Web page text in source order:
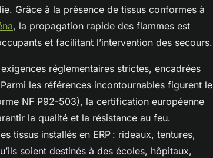
Grâce à la présence de tissus conformes à
, la propagation rapide des flammes est
et facilitant l’intervention des secours.
réglementaires strictes, encadrées
les références incontournables figurent le
NF P92-503), la certification européenne
la qualité et la résistance au feu.
tissus installés en ERP : rideaux, tentures,
soient destinés à des écoles, hôpitaux,